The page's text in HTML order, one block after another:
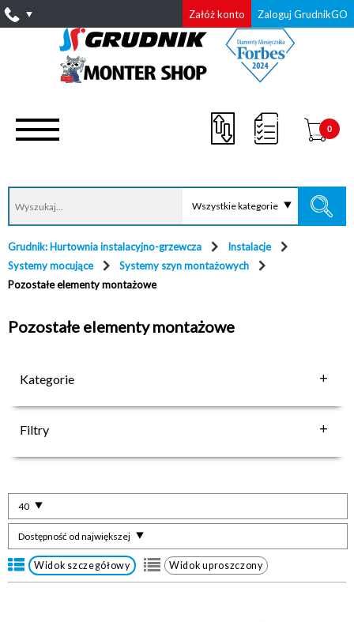
Załóż konto Zaloguj GrudnikGO
Wszystkie kategorie
0
Grudnik: Hurtownia instalacyjno-grzewcza
Instalacje
Systemy mocujące
Systemy szyn montażowych
Pozostałe elementy montażowe
Pozostałe elementy montażowe
Kategorie
Filtry
Dostępność od największej
40
Widok szczegółowy Widok uproszczony